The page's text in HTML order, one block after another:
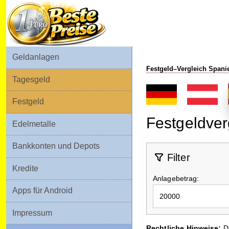
Geldanlagen
Tagesgeld
Festgeld
Edelmetalle
Bankkonten und Depots
Kredite
Apps für Android
Impressum
Festgeld–Vergleich